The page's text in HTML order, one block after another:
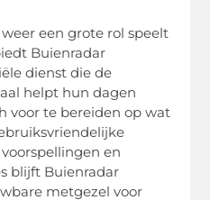
een grote rol speelt
Buienradar
dienst die de
helpt hun dagen
voor te bereiden op wat
en
blijft Buienradar
metgezel voor